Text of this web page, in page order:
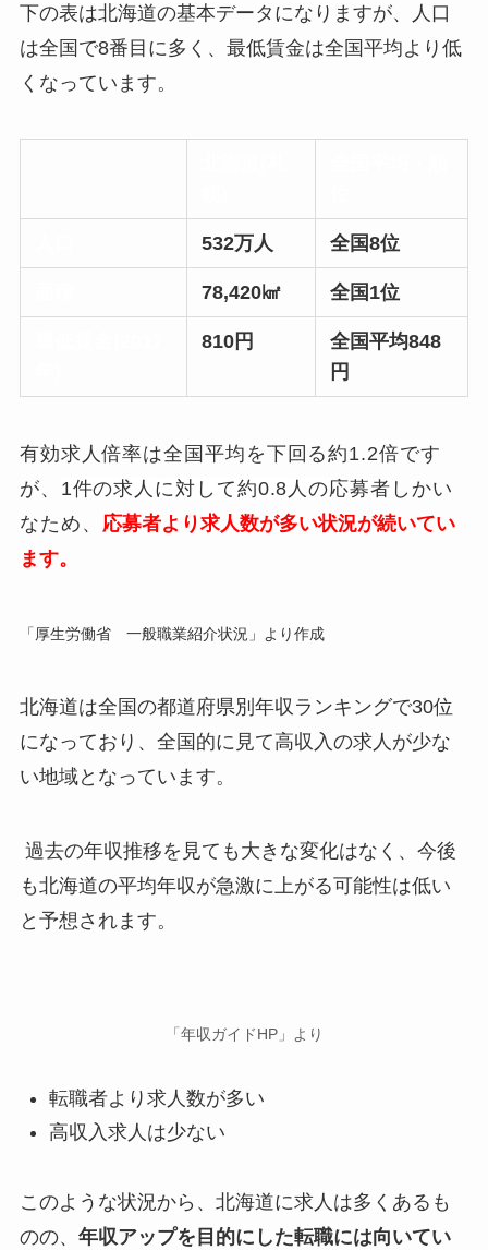
下の表は北海道の基本データになりますが、人口
は全国で8番目に多く、最低賃金は全国平均より低
くなっています。
532万人 全国8位
78,420㎢ 全国1位
810円
全国平均848
円
有効求人倍率は全国平均を下回る約1.2倍です
が、 1件の求人に対して約0.8人の応募者 しかい
なため、 応募者より求人数が多い状況が続いてい
ます。
「厚生労働省 一般職業紹介状況」より作成
北海道は全国の都道府県別年収ランキングで30位
になっており、全国的に見て高収入の求人が少な
い地域となっています。
過去の年収推移を見ても大きな変化はなく、今後
も北海道の平均年収が急激に上がる可能性は低い
と予想されます。
「年収ガイドHP」より
転職者より求人数が多い
高収入求人は少ない
このような状況から、北海道に求人は多くあるも
のの、 年収アップを目的にした転職には向いてい